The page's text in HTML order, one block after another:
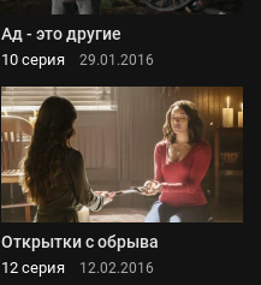
Ад - это другие
10 серия 29.01.2016
Открытки с обрыва
12 серия 12.02.2016